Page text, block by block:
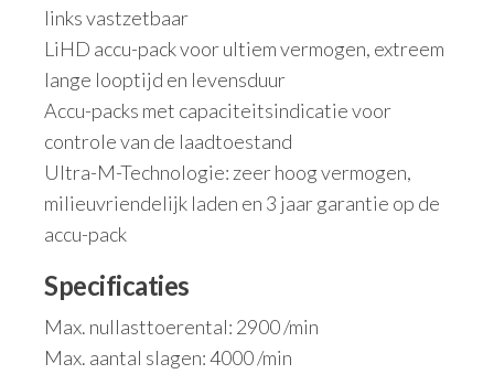
links vastzetbaar
LiHD accu-pack voor ultiem vermogen, extreem
lange looptijd en levensduur
Accu-packs met capaciteitsindicatie voor
controle van de laadtoestand
Ultra-M-Technologie: zeer hoog vermogen,
milieuvriendelijk laden en 3 jaar garantie op de
accu-pack
Specificaties
Max. nullasttoerental: 2900 /min
Max. aantal slagen: 4000 /min